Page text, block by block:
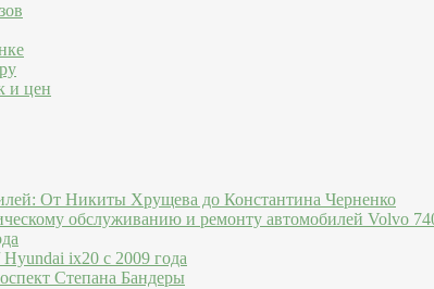
и цен
От Никиты Хрущева до Константина Черненко
обслуживанию и ремонту автомобилей Volvo
ix20 c 2009 года
Степана Бандеры